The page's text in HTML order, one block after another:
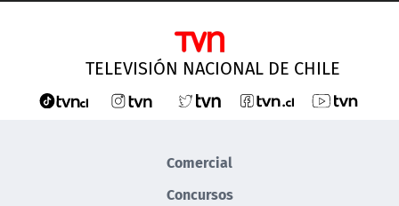
TELEVISIÓN NACIONAL DE CHILE
Comercial
Concursos